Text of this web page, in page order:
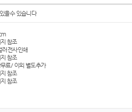
을수 있습니다
참조
러전사인쇄
참조
료/ 이외 별도추가
참조
참조